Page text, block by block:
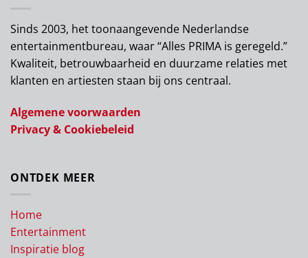
Sinds 2003, het toonaangevende Nederlandse
entertainmentbureau, waar “Alles PRIMA is geregeld.”
Kwaliteit, betrouwbaarheid en duurzame relaties met
klanten en artiesten staan bij ons centraal.
Algemene voorwaarden
Privacy & Cookiebeleid
ONTDEK MEER
Home
Entertainment
Inspiratie blog